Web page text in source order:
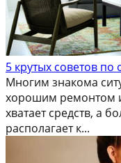
5 крутых советов
Многим знакома
хорошим ремонтом
хватает средств, а
располагает к...